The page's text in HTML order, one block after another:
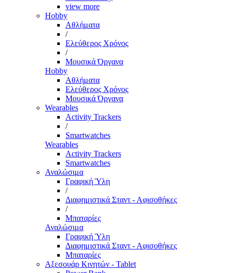
view more
Hobby
Αθλήματα
/
Ελεύθερος Χρόνος
/
Μουσικά Όργανα
Hobby
Αθλήματα
Ελεύθερος Χρόνος
Μουσικά Όργανα
Wearables
Activity Trackers
/
Smartwatches
Wearables
Activity Trackers
Smartwatches
Αναλώσιμα
Γραφική Ύλη
/
Διαφημιστικά Σταντ - Αφισοθήκες
/
Μπαταρίες
Αναλώσιμα
Γραφική Ύλη
Διαφημιστικά Σταντ - Αφισοθήκες
Μπαταρίες
Αξεσουάρ Κινητών - Tablet